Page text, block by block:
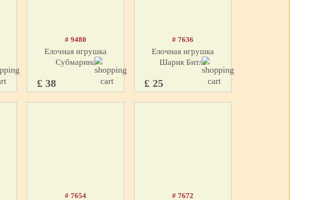
# 9480
Елочная игрушка
Субмарина
£ 38
# 7636
Елочная игрушка
Шарик Битлз
£ 25
# 7654 # 7672